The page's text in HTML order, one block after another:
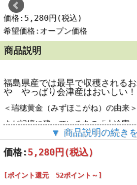
価格:5,280円(税込)
希望価格:オープン価格
商品説明
福島県産では最早で収穫される
や やっぱり会津産はおいしい！
＜瑞穂黄金（みずほこがね）の由来＞
まだ記憶に残っているあの「大冷害
お米だけは自給１００％だと思って
た外国産のお米。やっぱりお米は国
そんな「大冷害」でもしっかりと実
田んぼの中で、しっかりと実ってい
「スーパーひとめぼれ」とも言うべき
▼ 商品説明の続き
価格:5,280円 (税込)
[ポイント還元 52ポイント～]